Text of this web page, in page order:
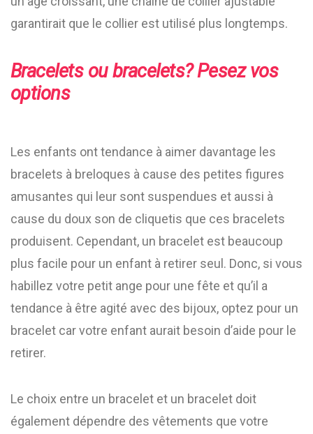
garantirait que le collier est utilisé plus longtemps.
Bracelets ou bracelets? Pesez vos
options
Les enfants ont tendance à aimer davantage les
bracelets à breloques à cause des petites figures
amusantes qui leur sont suspendues et aussi à
cause du doux son de cliquetis que ces bracelets
produisent. Cependant, un bracelet est beaucoup
plus facile pour un enfant à retirer seul. Donc, si vous
habillez votre petit ange pour une fête et qu’il a
tendance à être agité avec des bijoux, optez pour un
bracelet car votre enfant aurait besoin d’aide pour le
retirer.
Le choix entre un bracelet et un bracelet doit
également dépendre des vêtements que votre